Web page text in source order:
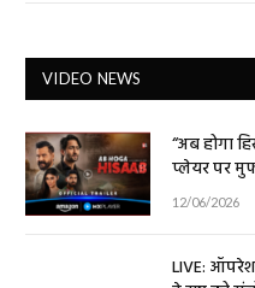
VIDEO NEWS
“अब होगा
प्लेयर पर
12/06/2026
LIVE: